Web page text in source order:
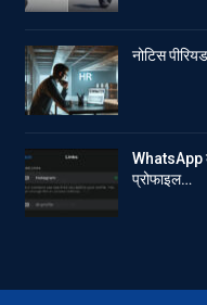
नोटिस
WhatsApp
प्रोफाइल…